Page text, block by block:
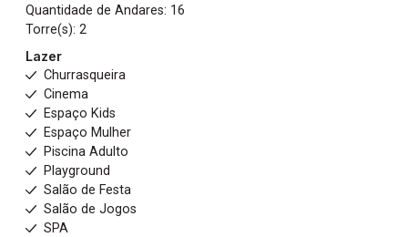
Quantidade de Andares: 16
Torre(s): 2
Lazer
Churrasqueira
Cinema
Espaço Kids
Espaço Mulher
Piscina Adulto
Playground
Salão de Festa
Salão de Jogos
SPA